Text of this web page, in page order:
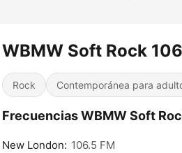
WBMW Soft Rock
Rock Contemporánea para
Frecuencias WBMW Soft
New London: 106.5 FM